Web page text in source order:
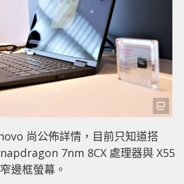
尚公佈詳情，目前只知道搭
7nm 8CX 處理器與 X55
邊框螢幕。